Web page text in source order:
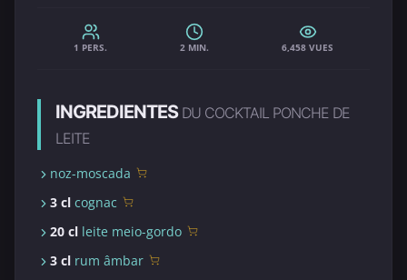
1 PERS. 2 MIN. 6,458 VUES
INGREDIENTES DU COCKTAIL PONCHE DE
LEITE
noz-moscada
3 cl cognac
20 cl leite meio-gordo
3 cl rum âmbar